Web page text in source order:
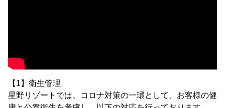
【1】衛生管理
星野リゾートでは、コロナ対策の一環として、お客様の健